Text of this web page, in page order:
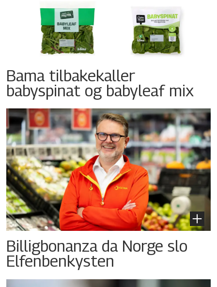
Bama tilbakekaller
babyspinat og babyleaf mix
Billigbonanza da Norge slo
Elfenbenkysten